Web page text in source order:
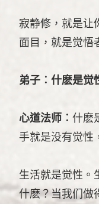
寂静修，就是让
面目，就是觉悟
弟子︰什麽是觉
心道法师︰ 什麽
手就是没有觉性
生活就是觉性。
什麽？当我们做